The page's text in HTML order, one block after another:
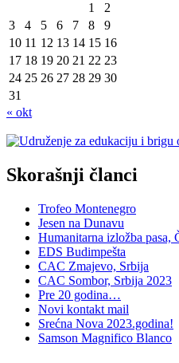
1
2
3
4 5 6 7 8
9
10 11 12 13 14 15 16
17 18 19 20 21 22 23
24 25 26 27 28 29 30
31
« okt
Skorašnji članci
Trofeo Montenegro
Jesen na Dunavu
Humanitarna izložba pasa,
EDS Budimpešta
CAC Zmajevo, Srbija
CAC Sombor, Srbija 2023
Pre 20 godina…
Novi kontakt mail
Srećna Nova 2023.godina!
Samson Magnifico Blanco